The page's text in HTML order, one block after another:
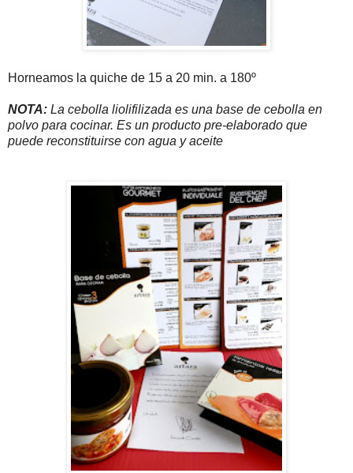
Horneamos la quiche de 15 a 20 min. a 180º
NOTA: La cebolla liolifilizada es una base de cebolla en
polvo para cocinar. Es un producto pre-elaborado que
puede reconstituirse con agua y aceite